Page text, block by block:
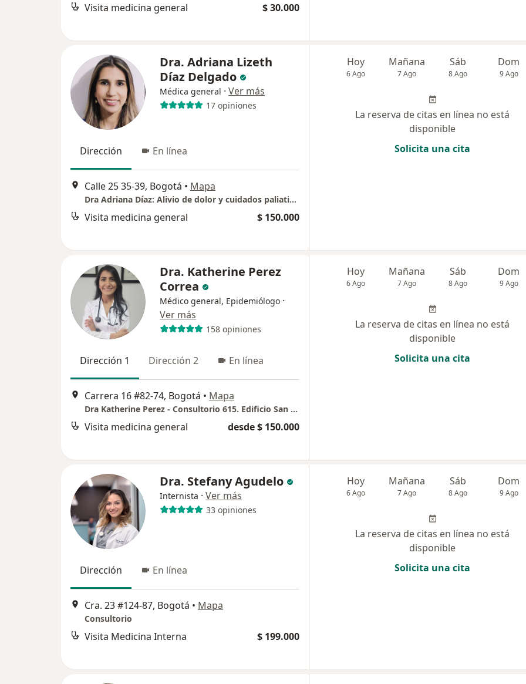
Visita medicina general $ 30.000
Dra. Adriana Lizeth
Díaz Delgado
Médica general · Ver más
17 opiniones
Dirección En línea
Calle 25 35-39, Bogotá • Mapa
Dra Adriana Díaz: Alivio de dolor y cuidados paliativoss
Visita medicina general $ 150.000
Hoy
6 Ago
Mañana
7 Ago
Sáb
8 Ago
Dom
9 Ago
La reserva de citas en línea no está
disponible
Solicita una cita
Dra. Katherine Perez
Correa
Médico general, Epidemiólogo ·
Ver más
158 opiniones
Dirección 1 Dirección 2 En línea
Carrera 16 #82-74, Bogotá • Mapa
Dra Katherine Perez - Consultorio 615. Edificio San Sebastian del Country
Visita medicina general desde $ 150.000
Hoy
6 Ago
Mañana
7 Ago
Sáb
8 Ago
Dom
9 Ago
La reserva de citas en línea no está
disponible
Solicita una cita
Dra. Stefany Agudelo
Internista · Ver más
33 opiniones
Dirección En línea
Cra. 23 #124-87, Bogotá • Mapa
Consultorio
Visita Medicina Interna $ 199.000
Hoy
6 Ago
Mañana
7 Ago
Sáb
8 Ago
Dom
9 Ago
La reserva de citas en línea no está
disponible
Solicita una cita